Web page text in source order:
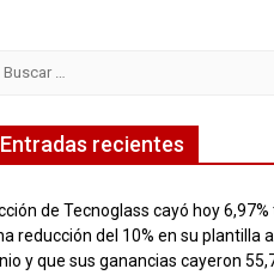
Entradas recientes
de Tecnoglass cayó hoy
reducción del 10% en su plantilla
y que sus ganancias cayeron